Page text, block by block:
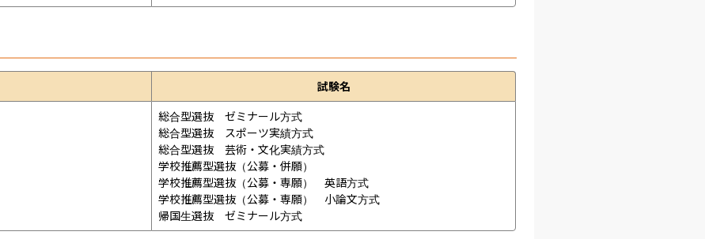
試験名
総合型選抜　ゼミナール方式
総合型選抜　スポーツ実績方式
総合型選抜　芸術・文化実績方式
学校推薦型選抜（公募・併願）
学校推薦型選抜（公募・専願）　英語方式
学校推薦型選抜（公募・専願）　小論文方式
帰国生選抜　ゼミナール方式